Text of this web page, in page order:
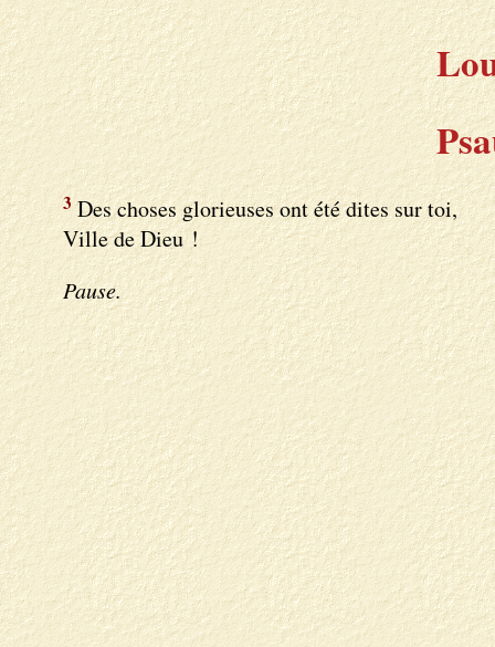
3Des choses glorieuses ont été dites sur toi,
Ville de Dieu !
Pause.